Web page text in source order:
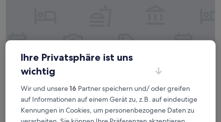
Hilo Reeds Bay Hotel
Hilo Reeds Bay Hotel
2.0-
Ihre Privatsphäre ist uns
wichtig
Wir und unsere16 Partner speichern und/ oder greifen
auf Informationen auf einem Gerät zu, z.B. auf eindeutige
Kennungen in Cookies, um personenbezogene Daten zu